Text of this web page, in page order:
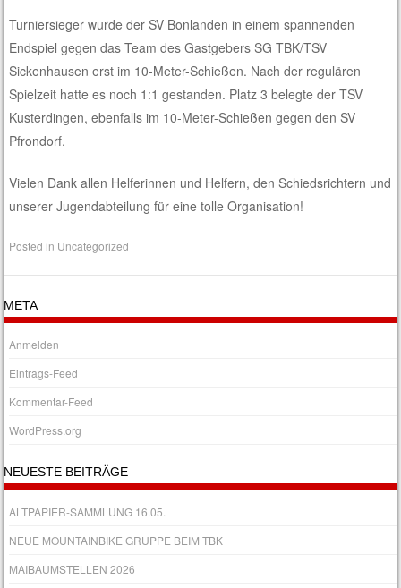
Turniersieger wurde der SV Bonlanden in einem spannenden
Endspiel gegen das Team des Gastgebers SG TBK/TSV
Sickenhausen erst im 10-Meter-Schießen. Nach der regulären
Spielzeit hatte es noch 1:1 gestanden. Platz 3 belegte der TSV
Kusterdingen, ebenfalls im 10-Meter-Schießen gegen den SV
Pfrondorf.
Vielen Dank allen Helferinnen und Helfern, den Schiedsrichtern und
unserer Jugendabteilung für eine tolle Organisation!
Posted in Uncategorized
META
Anmelden
Eintrags-Feed
Kommentar-Feed
WordPress.org
NEUESTE BEITRÄGE
ALTPAPIER-SAMMLUNG 16.05.
NEUE MOUNTAINBIKE GRUPPE BEIM TBK
MAIBAUMSTELLEN 2026